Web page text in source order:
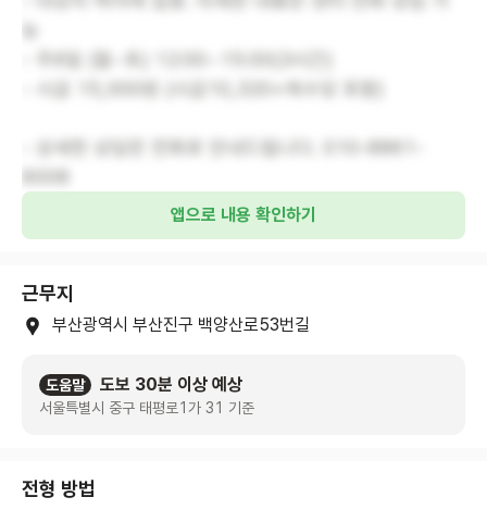
앱으로 내용 확인하기
근무지
부산광역시 부산진구 백양산로53번길
도움말 도보 30분 이상 예상
서울특별시 중구 태평로1가 31 기준
전형 방법